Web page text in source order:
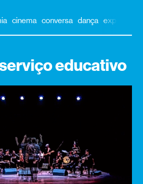
cinema conversa dança exposição
educativo